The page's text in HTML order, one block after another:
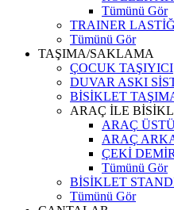
Tümünü Gör
TRAINER
Tümünü Gör
TAŞIMA/SAKLAMA
ÇOCUK TAŞIYICI
DUVAR ASKI
BİSİKLET
ARAÇ İLE
ARAÇ
ARAÇ
ÇEKİ
Tümünü Gör
BİSİKLET
Tümünü Gör